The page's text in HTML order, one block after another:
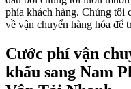
phía khách hàng. Chúng tôi
về vận chuyển hàng hóa để
Cước phí vận
khẩu sang Nam